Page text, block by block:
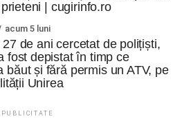
care continuă
Youthpass, evaluării finale,
și diseminării.
ce am învățat, despre cum
și, mai ales, despre
| cugirinfo.ro
acum 5 luni
de ani cercetat de polițiști,
fost depistat în timp ce
băut și fără permis un ATV, pe
Unirea
PUBLICITATE